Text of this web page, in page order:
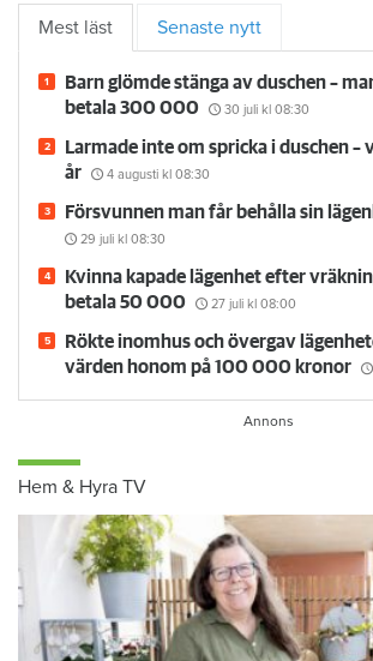
Mest läst Senaste nytt
Barn glömde stänga av duschen –
betala 300 000
30 juli kl 08:30
Larmade inte om spricka i duschen –
år
4 augusti kl 08:30
Försvunnen man får behålla sin
29 juli kl 08:30
Kvinna kapade lägenhet efter
betala 50 000
27 juli kl 08:00
Rökte inomhus och övergav
värden honom på 100 000 kronor
Hem & Hyra TV